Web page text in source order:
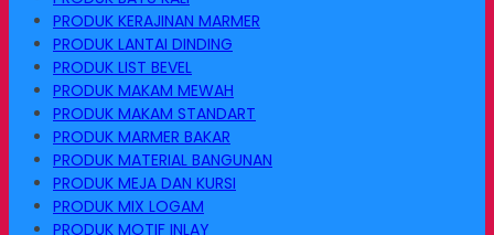
PRODUK KERAJINAN MARMER
PRODUK LANTAI DINDING
PRODUK LIST BEVEL
PRODUK MAKAM MEWAH
PRODUK MAKAM STANDART
PRODUK MARMER BAKAR
PRODUK MATERIAL BANGUNAN
PRODUK MEJA DAN KURSI
PRODUK MIX LOGAM
PRODUK MOTIF INLAY